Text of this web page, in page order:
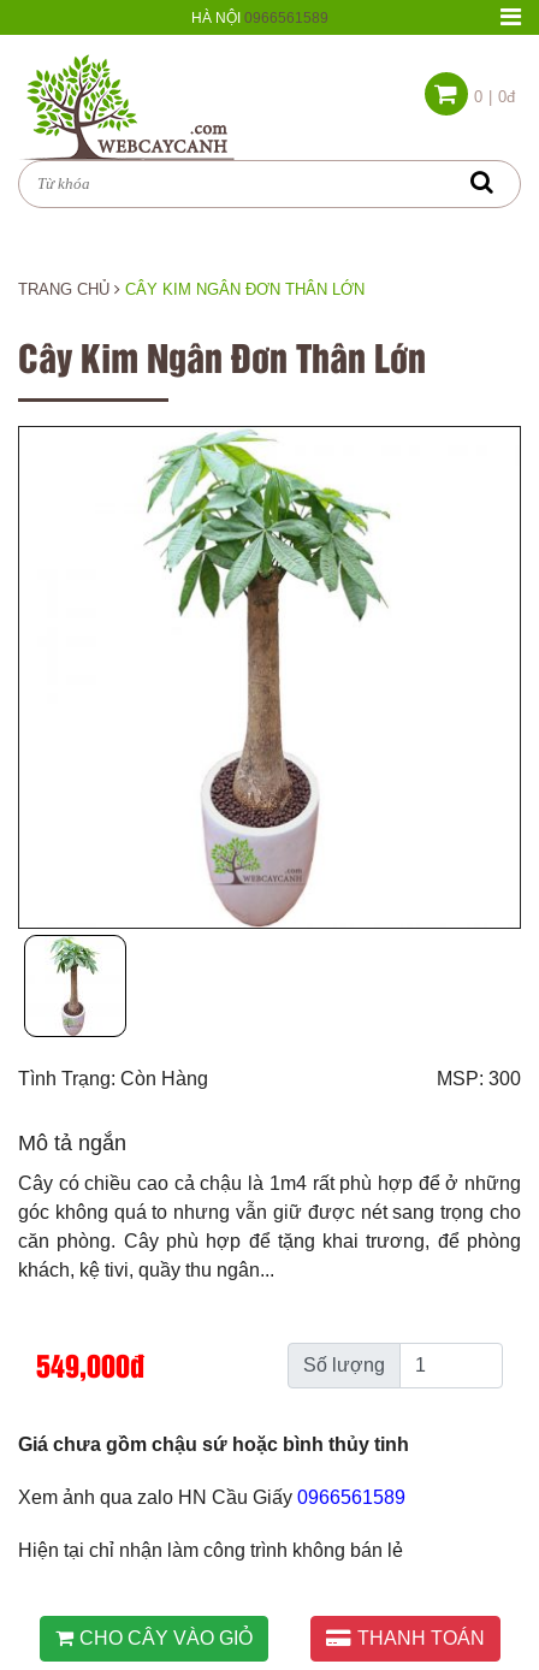
HÀ NỘI 0966561589
0 0đ
TRANG CHỦ CÂY KIM NGÂN ĐƠN THÂN LỚN
Cây Kim Ngân Đơn Thân Lớn
Tình Trạng: Còn Hàng MSP: 300
Mô tả ngắn
Cây có chiều cao cả chậu là 1m4 rất phù hợp để ở những
góc không quá to nhưng vẫn giữ được nét sang trọng cho
căn phòng. Cây phù hợp để tặng khai trương, để phòng
khách, kệ tivi, quầy thu ngân...
549,000đ Số lượng
Giá chưa gồm chậu sứ hoặc bình thủy tinh
Xem ảnh qua zalo HN Cầu Giấy 0966561589
Hiện tại chỉ nhận làm công trình không bán lẻ
CHO CÂY VÀO GIỎ THANH TOÁN